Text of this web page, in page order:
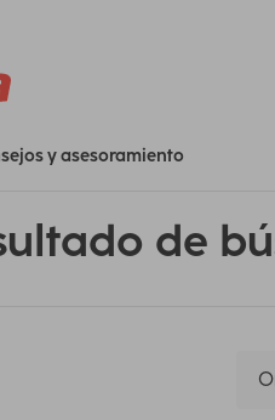
y asesoramiento
de